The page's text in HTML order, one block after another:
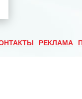
РЕКЛАМА